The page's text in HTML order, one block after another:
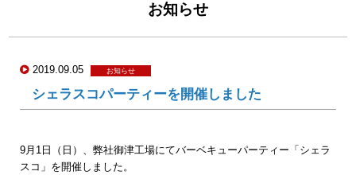
お知らせ
2019.09.05 お知らせ
シェラスコパーティーを開催しました
9月1日（日）、弊社御津工場にてバーベキューパーティー「シェラ
スコ」を開催しました。